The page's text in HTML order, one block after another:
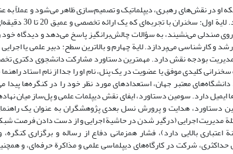
او در نقش‌های رهبری، دیپلماتیک و تصمیم‌سازی ظاهر می‌شود و عملاً به
همکار علمی در کنار اساتید قرار می‌گیرد. این دانشجو می‌تواند در چهار لایة
صندلی می‌نشیند، به سؤالات چالش‌برانگیز پاسخ می‌دهد و دیدگاه خود
و کارشناسی می‌پردازد. لایة چهارم و بالاترین سطح: دبیر علمی یا
مدیریت بودجه نقش دارد. مهمترین دستاورد مشارکت دانشجوی دکتری
کلیدی موفق یا عضویت در یک پنل، نام او را جدا از نام استاد
معتبر جهان، استعدادهای مورد نظر خود را در کنگره‌ها پیدا
قهوه گاه ارزشی بالاتر از ده‌ها ایمیل دارد. سومین دستاورد، ایفای نقش دیپلمات علمی و پل‌ساز میان
دستاورد، هدایت و پرورش نسل بعدی پژوهشگران به عنوان یک
مدیریت اجرایی (درگیر شدن در حاشیة اجرایی و از دست دادن فرصت
بالایی دارد)، فشار همزمانی دفاع از رساله و برگزاری
شرکت در کارگاه‌های دیپلماسی علمی و مذاکرة حرفه‌ای، و